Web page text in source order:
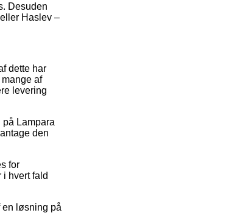
Desuden
Haslev –
dette har
af
levering
Lampara
den
for
hvert fald
en løsning på